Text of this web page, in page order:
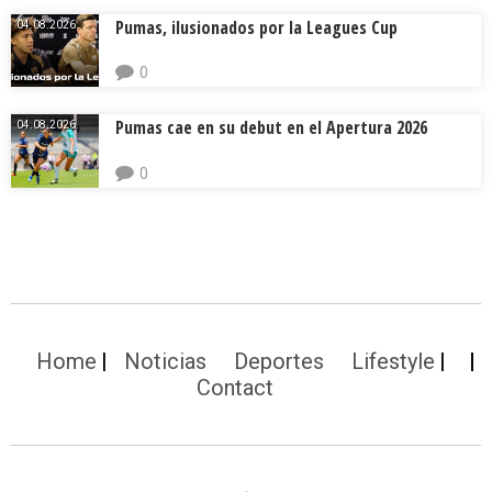
04.08.2026. Pumas, ilusionados por la Leagues Cup
0
04.08.2026. Pumas cae en su debut en el Apertura 2026
0
Home Noticias Deportes
Lifestyle
Contact